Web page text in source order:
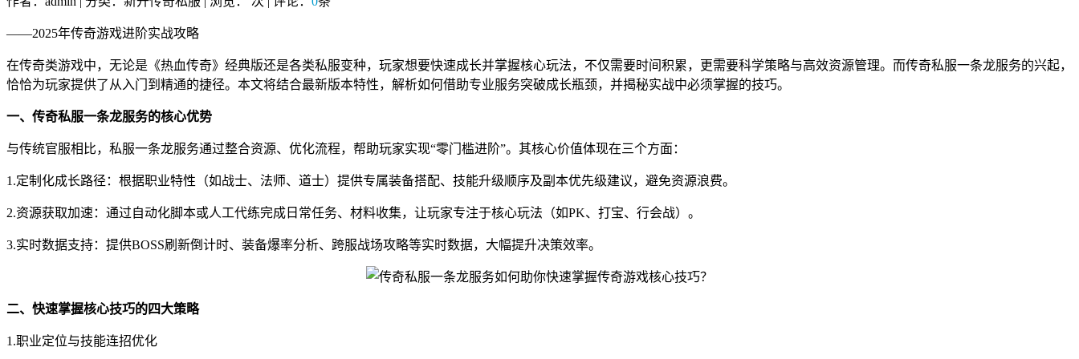
——2025年传奇游戏进阶实战攻略
在传奇类游戏中，无论是《热血传奇》经典版还是各类私服变种，玩家想要快速成长并掌握核心玩法，不仅需要时间积累，更需要科学策略与高效资源管理。而传奇私服一条龙服务的兴起，
恰恰为玩家提供了从入门到精通的捷径。本文将结合最新版本特性，解析如何借助专业服务突破成长瓶颈，并揭秘实战中必须掌握的技巧。
一、传奇私服一条龙服务的核心优势
与传统官服相比，私服一条龙服务通过整合资源、优化流程，帮助玩家实现“零门槛进阶”。其核心价值体现在三个方面：
1.定制化成长路径：根据职业特性（如战士、法师、道士）提供专属装备搭配、技能升级顺序及副本优先级建议，避免资源浪费。
2.资源获取加速：通过自动化脚本或人工代练完成日常任务、材料收集，让玩家专注于核心玩法（如PK、打宝、行会战）。
3.实时数据支持：提供BOSS刷新倒计时、装备爆率分析、跨服战场攻略等实时数据，大幅提升决策效率。
二、快速掌握核心技巧的四大策略
1.职业定位与技能连招优化